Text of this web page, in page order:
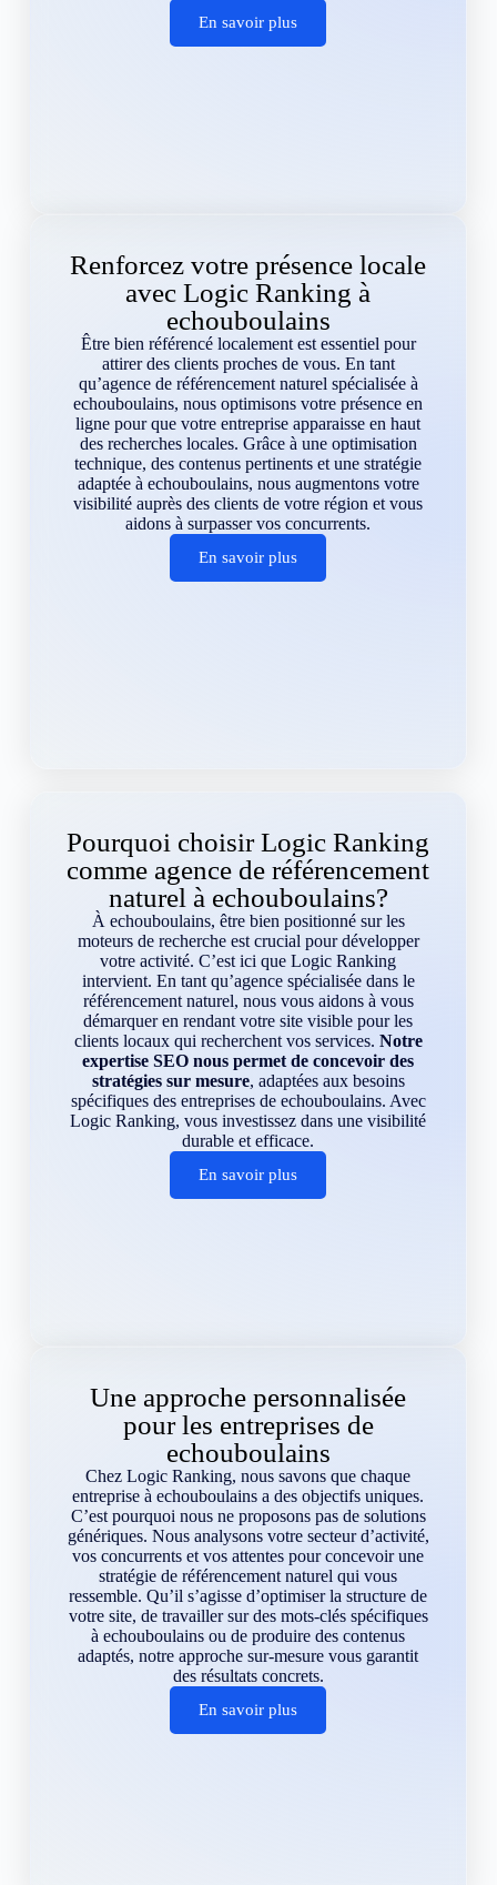
En savoir plus
Renforcez votre présence locale
avec Logic Ranking à
echouboulains
Être bien référencé localement est essentiel pour
attirer des clients proches de vous. En tant
qu’agence de référencement naturel spécialisée à
echouboulains, nous optimisons votre présence en
ligne pour que votre entreprise apparaisse en haut
des recherches locales. Grâce à une optimisation
technique, des contenus pertinents et une stratégie
adaptée à echouboulains, nous augmentons votre
visibilité auprès des clients de votre région et vous
aidons à surpasser vos concurrents.
En savoir plus
Pourquoi choisir Logic Ranking
comme agence de référencement
naturel à echouboulains?
À echouboulains, être bien positionné sur les
moteurs de recherche est crucial pour développer
votre activité. C’est ici que Logic Ranking
intervient. En tant qu’agence spécialisée dans le
référencement naturel, nous vous aidons à vous
démarquer en rendant votre site visible pour les
clients locaux qui recherchent vos services. Notre
expertise SEO nous permet de concevoir des
stratégies sur mesure, adaptées aux besoins
spécifiques des entreprises de echouboulains. Avec
Logic Ranking, vous investissez dans une visibilité
durable et efficace.
En savoir plus
Une approche personnalisée
pour les entreprises de
echouboulains
Chez Logic Ranking, nous savons que chaque
entreprise à echouboulains a des objectifs uniques.
C’est pourquoi nous ne proposons pas de solutions
génériques. Nous analysons votre secteur d’activité,
vos concurrents et vos attentes pour concevoir une
stratégie de référencement naturel qui vous
ressemble. Qu’il s’agisse d’optimiser la structure de
votre site, de travailler sur des mots-clés spécifiques
à echouboulains ou de produire des contenus
adaptés, notre approche sur-mesure vous garantit
des résultats concrets.
En savoir plus